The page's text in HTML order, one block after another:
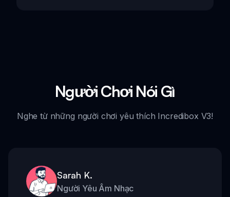
Người Chơi Nói Gì
Nghe từ những người chơi yêu thích Incredibox V3!
Sarah K.
Người Yêu Âm Nhạc